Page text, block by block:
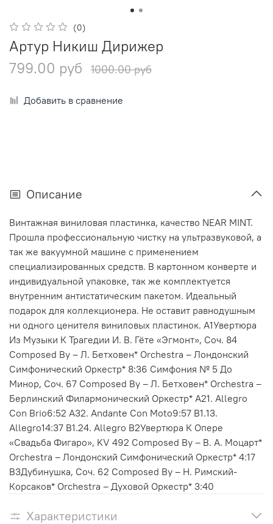
(0)
Артур Никиш Дирижер
799.00 руб
1000.00 руб
Добавить в сравнение
Описание
Винтажная виниловая пластинка, качество NEAR MINT.
Прошла профессиональную чистку на ультразвуковой, а
так же вакуумной машине с применением
специализированных средств. В картонном конверте и
индивидуальной упаковке, так же комплектуется
внутренним антистатическим пакетом. Идеальный
подарок для коллекционера. Не оставит равнодушным
ни одного ценителя виниловых пластинок. A1Увертюра
Из Музыки К Трагедии И. В. Гёте «Эгмонт», Соч. 84
Composed By – Л. Бетховен* Orchestra – Лондонский
Симфонический Оркестр* 8:36 Симфония № 5 До
Минор, Соч. 67 Composed By – Л. Бетховен* Orchestra –
Берлинский Филармонический Оркестр* A21. Allegro
Con Brio6:52 A32. Andante Con Moto9:57 B1.13.
Allegro14:37 B1.24. Allegro B2Увертюра К Опере
«Свадьба Фигаро», KV 492 Composed By – В. А. Моцарт*
Orchestra – Лондонский Симфонический Оркестр* 4:17
B3Дубинушка, Соч. 62 Composed By – Н. Римский-
Корсаков* Orchestra – Духовой Оркестр* 3:40
Характеристики